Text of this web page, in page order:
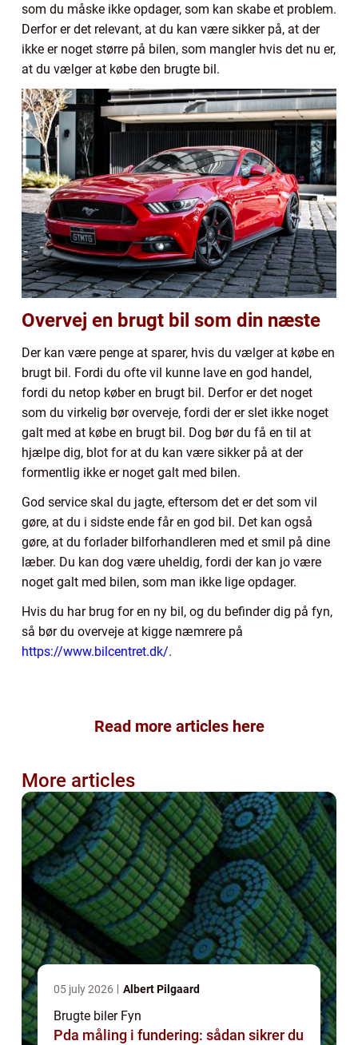
som du måske ikke opdager, som kan skabe et problem.
Derfor er det relevant, at du kan være sikker på, at der
ikke er noget større på bilen, som mangler hvis det nu er,
at du vælger at købe den brugte bil.
Overvej en brugt bil som din næste
Der kan være penge at sparer, hvis du vælger at købe en
brugt bil. Fordi du ofte vil kunne lave en god handel,
fordi du netop køber en brugt bil. Derfor er det noget
som du virkelig bør overveje, fordi der er slet ikke noget
galt med at købe en brugt bil. Dog bør du få en til at
hjælpe dig, blot for at du kan være sikker på at der
formentlig ikke er noget galt med bilen.
God service skal du jagte, eftersom det er det som vil
gøre, at du i sidste ende får en god bil. Det kan også
gøre, at du forlader bilforhandleren med et smil på dine
læber. Du kan dog være uheldig, fordi der kan jo være
noget galt med bilen, som man ikke lige opdager.
Hvis du har brug for en ny bil, og du befinder dig på fyn,
så bør du overveje at kigge næmrere på
https://www.bilcentret.dk/.
Read more articles here
More articles
05 july 2026 Albert Pilgaard
Brugte biler Fyn
Pda måling i fundering: sådan sikrer du